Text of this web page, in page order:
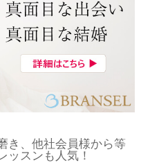
き、他社会員様から等
ッスンも人気！